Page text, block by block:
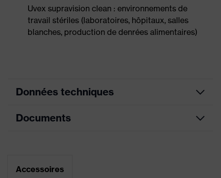
Uvex supravision clean : environnements de
travail stériles (laboratoires, hôpitaux, salles
blanches, production de denrées alimentaires)
Données techniques
Documents
Accessoires